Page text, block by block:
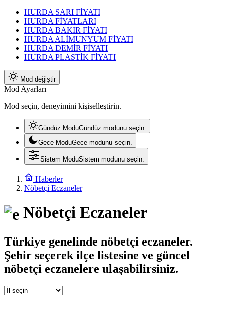
HURDA SARI FİYATI
HURDA FİYATLARI
HURDA BAKIR FİYATI
HURDA ALİMUNYUM FİYATI
HURDA DEMİR FİYATI
HURDA PLASTİK FİYATI
Mod değiştir
Mod Ayarları
Mod seçin, deneyimini kişiselleştirin.
Gündüz ModuGündüz modunu seçin.
Gece ModuGece modunu seçin.
Sistem ModuSistem modunu seçin.
Haberler
Nöbetçi Eczaneler
Nöbetçi Eczaneler
Türkiye genelinde nöbetçi eczaneler.
Şehir seçerek ilçe listesine ve güncel
nöbetçi eczanelere ulaşabilirsiniz.